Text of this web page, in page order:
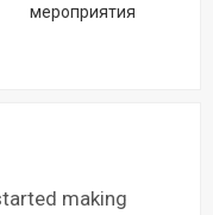
мероприятия
making